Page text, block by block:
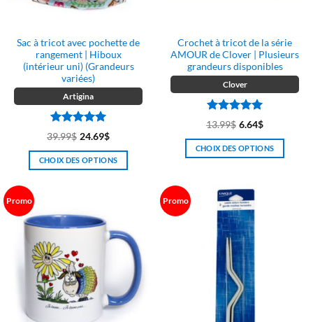
Sac à tricot avec pochette de
rangement | Hiboux
(intérieur uni) (Grandeurs
variées)
Artigina
Note 5sur
5
39.99$ 24.69$
CHOIX DES OPTIONS
plusieurs
variations.
Les
options
peuvent
être
choisies
Crochet à tricot de la série
AMOUR de Clover | Plusieurs
grandeurs disponibles
Clover
Note5 sur
5
13.99$ 6.64$
CHOIX DES OPTIONS
a
plusieurs
variations.
Les
options
peuvent
être
choisies
sur
Promo Promo